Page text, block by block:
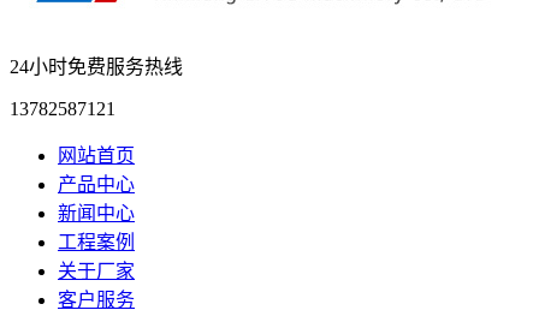
24小时免费服务热线
13782587121
网站首页
产品中心
新闻中心
工程案例
关于厂家
客户服务